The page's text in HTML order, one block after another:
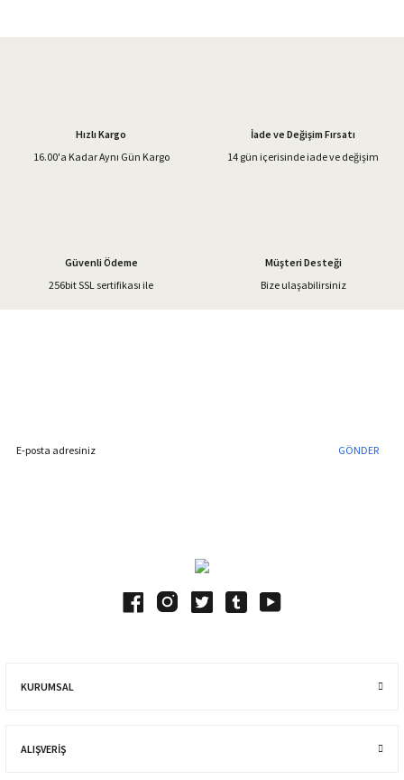
Hızlı Kargo
16.00'a Kadar Aynı Gün Kargo
İade ve Değişim Fırsatı
14 gün içerisinde iade ve değişim
Güvenli Ödeme
256bit SSL sertifikası ile
Müşteri Desteği
Bize ulaşabilirsiniz
GÖNDER
KURUMSAL
ALIŞVERIŞ